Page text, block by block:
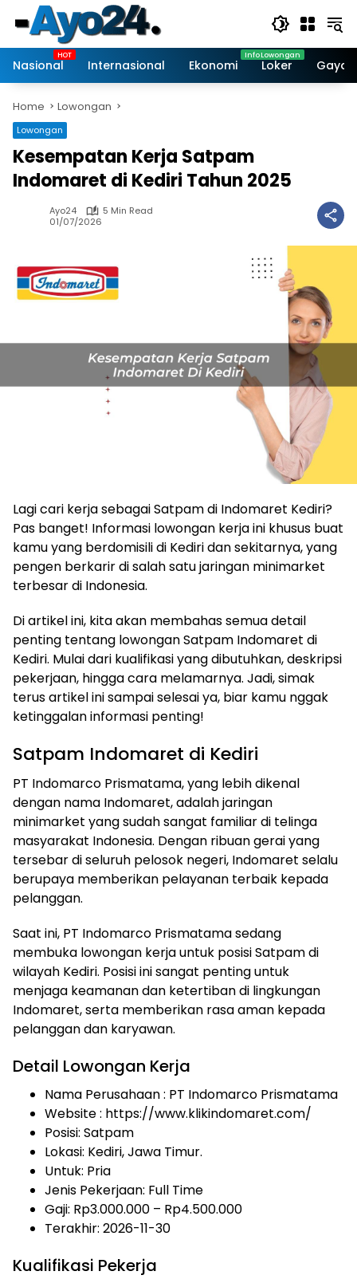
content
Nasional
Internasional Ekonomi Loker Gaya
Home Lowongan
Lowongan
Kesempatan Kerja Satpam
Indomaret di Kediri Tahun 2025
Ayo24
5 Min Read
01/07/2026
Lagi cari kerja sebagai Satpam di Indomaret Kediri?
Pas banget! Informasi lowongan kerja ini khusus buat
kamu yang berdomisili di Kediri dan sekitarnya, yang
pengen berkarir di salah satu jaringan minimarket
terbesar di Indonesia.
Di artikel ini, kita akan membahas semua detail
penting tentang lowongan Satpam Indomaret di
Kediri. Mulai dari kualifikasi yang dibutuhkan, deskripsi
pekerjaan, hingga cara melamarnya. Jadi, simak
terus artikel ini sampai selesai ya, biar kamu nggak
ketinggalan informasi penting!
Satpam Indomaret di Kediri
PT Indomarco Prismatama, yang lebih dikenal
dengan nama Indomaret, adalah jaringan
minimarket yang sudah sangat familiar di telinga
masyarakat Indonesia. Dengan ribuan gerai yang
tersebar di seluruh pelosok negeri, Indomaret selalu
berupaya memberikan pelayanan terbaik kepada
pelanggan.
Saat ini, PT Indomarco Prismatama sedang
membuka lowongan kerja untuk posisi Satpam di
wilayah Kediri. Posisi ini sangat penting untuk
menjaga keamanan dan ketertiban di lingkungan
Indomaret, serta memberikan rasa aman kepada
pelanggan dan karyawan.
Detail Lowongan Kerja
Nama Perusahaan : PT Indomarco Prismatama
Website : https://www.klikindomaret.com/
Posisi: Satpam
Lokasi: Kediri, Jawa Timur.
Untuk: Pria
Jenis Pekerjaan: Full Time
Gaji: Rp3.000.000 – Rp4.500.000
Terakhir: 2026-11-30
Kualifikasi Pekerja